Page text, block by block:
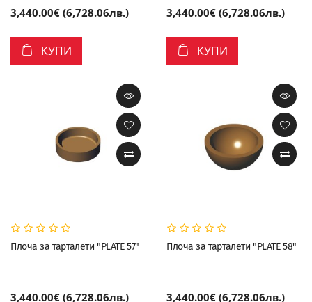
3,440.00€ (6,728.06лв.)
КУПИ
3,440.00€ (6,728.06лв.)
КУПИ
Плоча за тарталети "PLATE 57"
3,440.00€ (6,728.06лв.)
Плоча за тарталети "PLATE 58"
3,440.00€ (6,728.06лв.)